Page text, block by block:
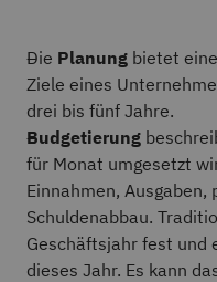
Die Planung bietet
Ziele eines
drei bis fünf Jahre.
Budgetierung
für Monat umgesetzt
Einnahmen,
Schuldenabbau.
Geschäftsjahr fest und
dieses Jahr. Es kann